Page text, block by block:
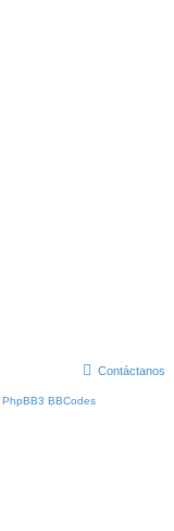
Contáctanos
PhpBB3 BBCodes